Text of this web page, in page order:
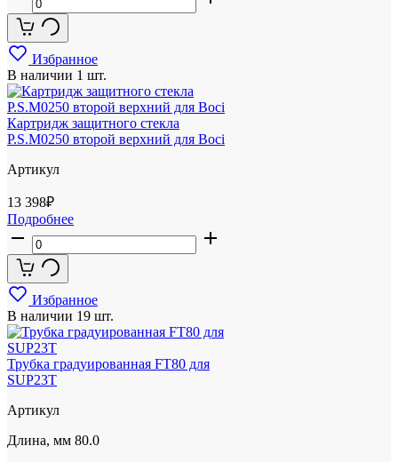
Избранное
В наличии 1 шт.
Картридж защитного стекла
P.S.M0250 второй верхний для Boci
Артикул
13 398₽
Подробнее
Избранное
В наличии 19 шт.
Трубка градуированная FT80 для
SUP23T
Артикул
Длина, мм 80.0